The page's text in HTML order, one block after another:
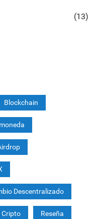
(13)
Blockchain
Descentralizado
Cripto Reseña